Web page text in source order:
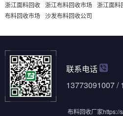
浙江面料回收 浙江布料回收市场 浙江面料
布料回收市场 沙发布料回收公司
联系电话
13773091007 /
布料回收厂家https://